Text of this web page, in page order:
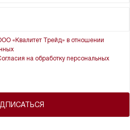
«Квалитет Трейд» в отношении
на обработку персональных